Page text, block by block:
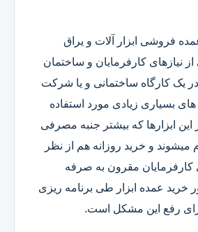
فروشی ابزار آلات و یراق
نیازهای کارفرمایان و ساختمان
یک کارگاه ساختمانی و یا شرکت
بسیاری زیادی مورد استفاده
این ابزارها که بیشتر جنبه مصرفی
میشوند و خرید روزانه هم از نظر
کارفرمایان مقرون به صرفه
خرید عمده ابزار طی برنامه ریزی
رفع این مشکل است.